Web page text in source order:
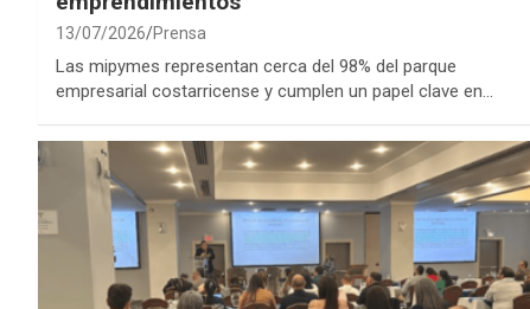
13/07/2026 Prensa
Las mipymes representan cerca del 98% del parque
empresarial costarricense y cumplen un papel clave en…